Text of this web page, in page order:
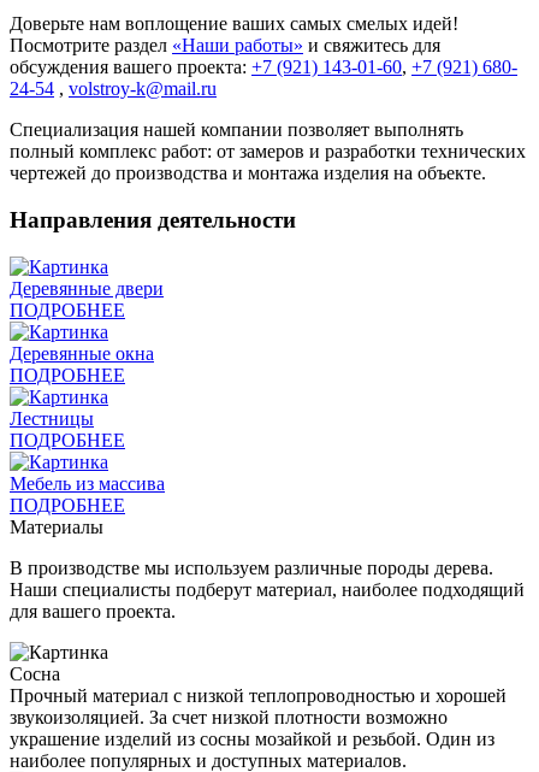
Доверьте нам воплощение ваших самых смелых идей!
Посмотрите раздел «Наши работы» и свяжитесь для
обсуждения вашего проекта: +7 (921) 143-01-60, +7 (921) 680-
24-54 , volstroy-k@mail.ru
Специализация нашей компании позволяет выполнять
полный комплекс работ: от замеров и разработки технических
чертежей до производства и монтажа изделия на объекте.
Направления деятельности
Деревянные двери
ПОДРОБНЕЕ
Деревянные окна
ПОДРОБНЕЕ
Лестницы
ПОДРОБНЕЕ
Мебель из массива
ПОДРОБНЕЕ
Материалы
В производстве мы используем различные породы дерева.
Наши специалисты подберут материал, наиболее подходящий
для вашего проекта.
Сосна
Прочный материал с низкой теплопроводностью и хорошей
звукоизоляцией. За счет низкой плотности возможно
украшение изделий из сосны мозайкой и резьбой. Один из
наиболее популярных и доступных материалов.